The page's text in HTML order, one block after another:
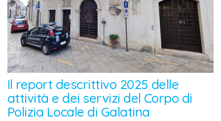
Il report descrittivo 2025 delle
attività e dei servizi del Corpo di
Polizia Locale di Galatina